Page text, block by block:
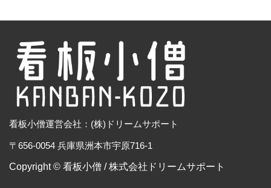
看板小僧運営会社：(株)ドリームサポート
〒656-0054 兵庫県洲本市宇原716-1
Copyright © 看板小僧 / 株式会社ドリームサポート